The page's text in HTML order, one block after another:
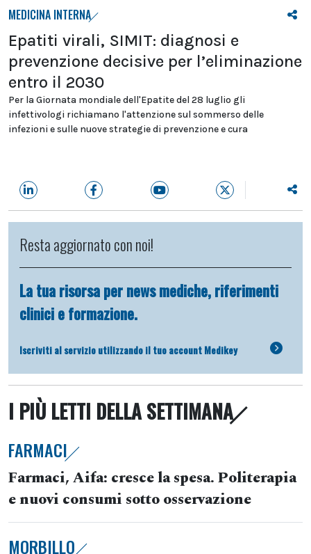
MEDICINA INTERNA
Epatiti virali, SIMIT: diagnosi e
prevenzione decisive per l’eliminazione
entro il 2030
Per la Giornata mondiale dell'Epatite del 28 luglio gli
infettivologi richiamano l'attenzione sul sommerso delle
infezioni e sulle nuove strategie di prevenzione e cura
Resta aggiornato con noi!
La tua risorsa per news mediche, riferimenti
clinici e formazione.
Iscriviti al servizio utilizzando il tuo account Medikey
I PIÙ LETTI DELLA SETTIMANA
FARMACI
Farmaci, Aifa: cresce la spesa. Politerapia
e nuovi consumi sotto osservazione
MORBILLO